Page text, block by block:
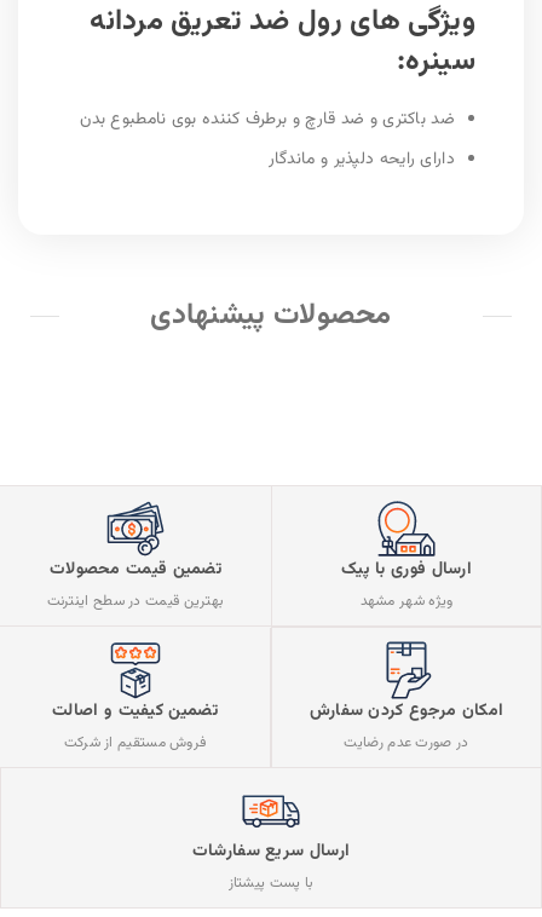
ویژگی های رول ضد تعریق مردانه
سینره:
ضد باکتری و ضد قارچ و برطرف کننده بوی نامطبوع بدن
دارای رایحه دلپذیر و ماندگار
محصولات پیشنهادی
ارسال فوری با پیک
ویژه شهر مشهد
تضمین قیمت محصولات
بهترین قیمت در سطح اینترنت
امکان مرجوع کردن سفارش
در صورت عدم رضایت
تضمین کیفیت و اصالت
فروش مستقیم از شرکت
ارسال سریع سفارشات
با پست پیشتاز